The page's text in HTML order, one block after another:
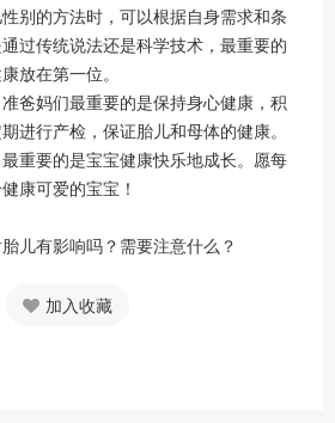
别的方法时，可以根据自身需求和条
过传统说法还是科学技术，最重要的
放在第一位。
妈们最重要的是保持身心健康，积
进行产检，保证胎儿和母体的健康。
重要的是宝宝健康快乐地成长。愿每
康可爱的宝宝！
胎儿有影响吗？需要注意什么？
加入收藏